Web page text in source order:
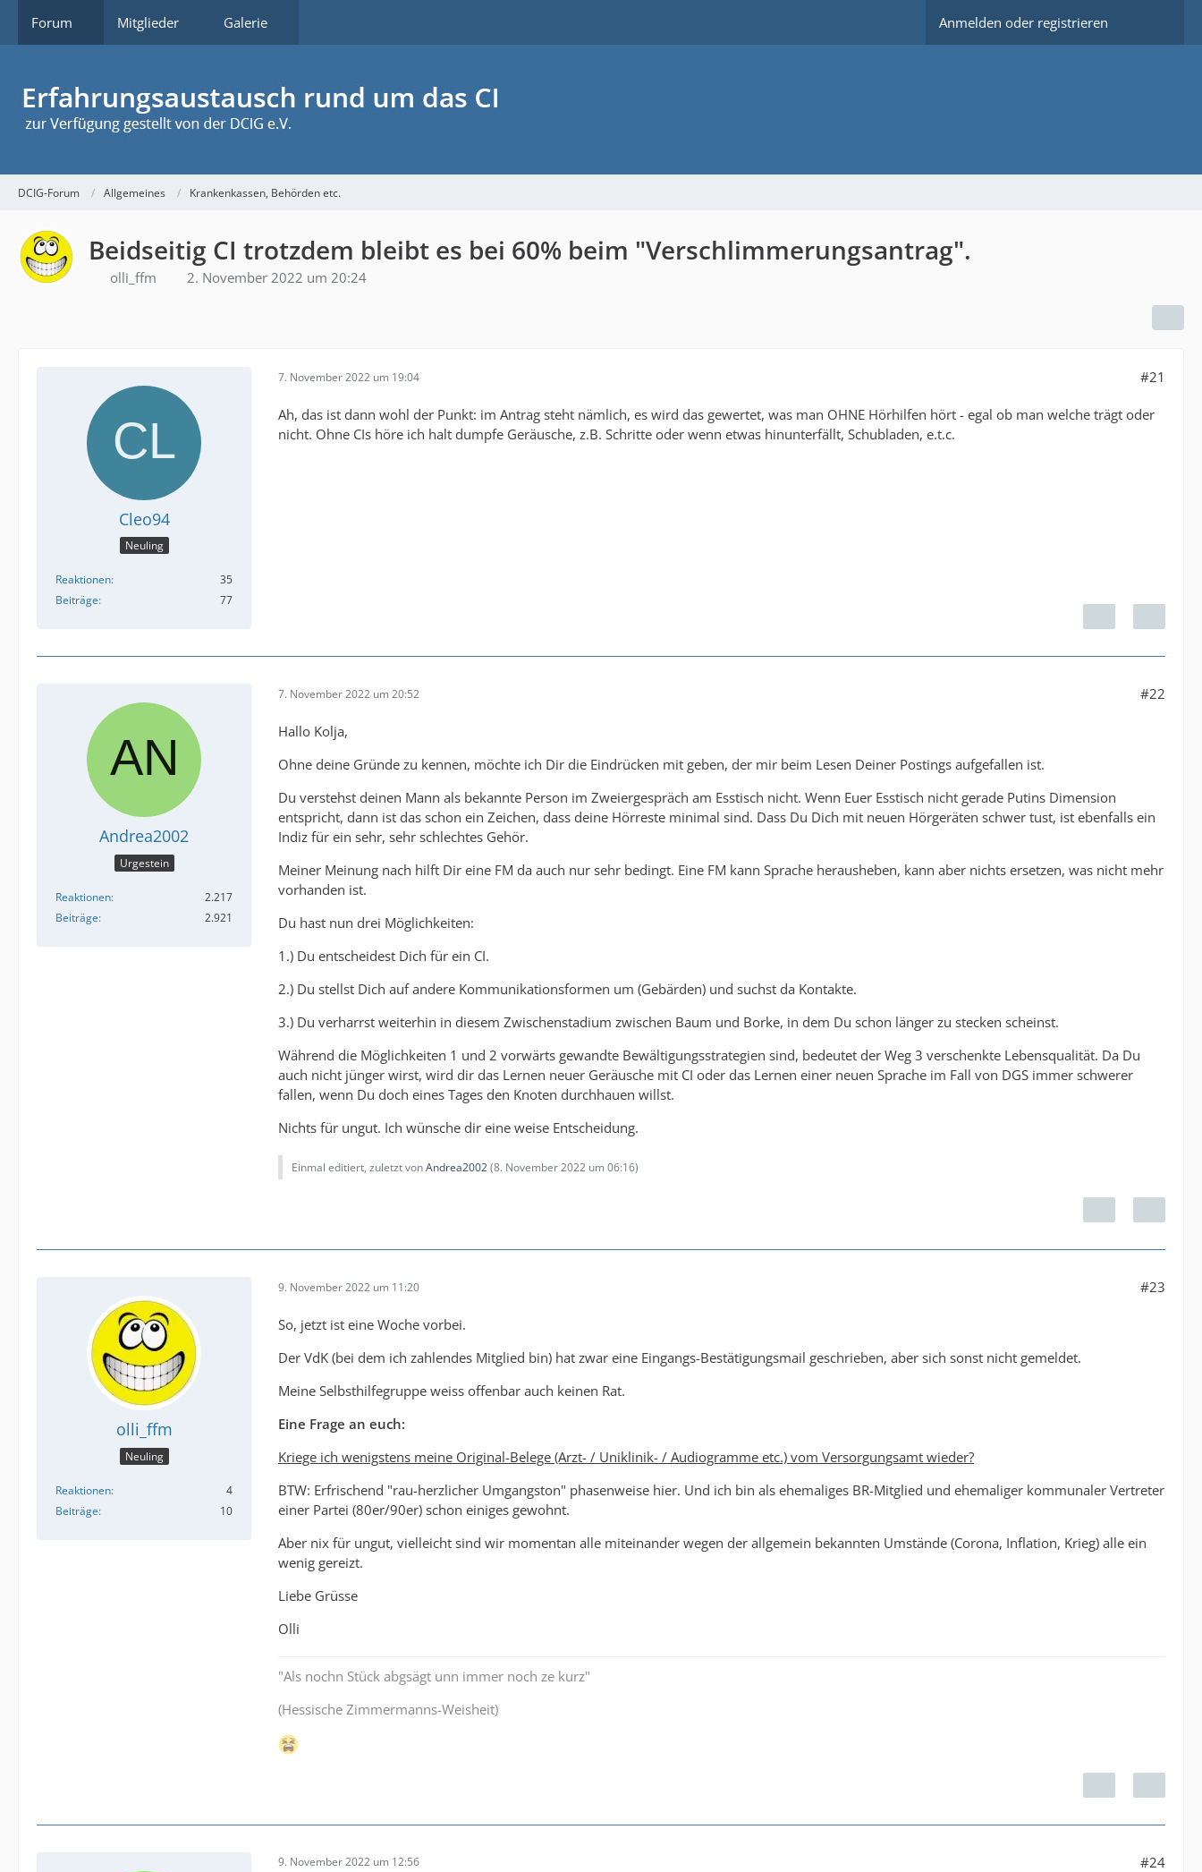
Forum Mitglieder Galerie Anmelden oder registrieren
DCIG-Forum Allgemeines Krankenkassen, Behörden etc.
Beidseitig CI trotzdem bleibt es bei 60% beim "Verschlimmerungsantrag".
olli_ffm 2. November 2022 um 20:24
Cleo94
Neuling
Reaktionen
35
Beiträge
77
7. November 2022 um 19:04 #21
Ah, das ist dann wohl der Punkt: im Antrag steht nämlich, es wird das gewertet, was man OHNE Hörhilfen hört - egal ob man welche trägt oder
nicht. Ohne CIs höre ich halt dumpfe Geräusche, z.B. Schritte oder wenn etwas hinunterfällt, Schubladen, e.t.c.
Andrea2002
Urgestein
Reaktionen
2.217
Beiträge
2.921
7. November 2022 um 20:52 #22
Hallo Kolja,
Ohne deine Gründe zu kennen, möchte ich Dir die Eindrücken mit geben, der mir beim Lesen Deiner Postings aufgefallen ist.
Du verstehst deinen Mann als bekannte Person im Zweiergespräch am Esstisch nicht. Wenn Euer Esstisch nicht gerade Putins Dimension
entspricht, dann ist das schon ein Zeichen, dass deine Hörreste minimal sind. Dass Du Dich mit neuen Hörgeräten schwer tust, ist ebenfalls ein
Indiz für ein sehr, sehr schlechtes Gehör.
Meiner Meinung nach hilft Dir eine FM da auch nur sehr bedingt. Eine FM kann Sprache herausheben, kann aber nichts ersetzen, was nicht mehr
vorhanden ist.
Du hast nun drei Möglichkeiten:
1.) Du entscheidest Dich für ein CI.
2.) Du stellst Dich auf andere Kommunikationsformen um (Gebärden) und suchst da Kontakte.
3.) Du verharrst weiterhin in diesem Zwischenstadium zwischen Baum und Borke, in dem Du schon länger zu stecken scheinst.
Während die Möglichkeiten 1 und 2 vorwärts gewandte Bewältigungsstrategien sind, bedeutet der Weg 3 verschenkte Lebensqualität. Da Du
auch nicht jünger wirst, wird dir das Lernen neuer Geräusche mit CI oder das Lernen einer neuen Sprache im Fall von DGS immer schwerer
fallen, wenn Du doch eines Tages den Knoten durchhauen willst.
Nichts für ungut. Ich wünsche dir eine weise Entscheidung.
Einmal editiert, zuletzt vonAndrea2002(8. November 2022 um 06:16)
olli_ffm
Neuling
Reaktionen
4
Beiträge
10
9. November 2022 um 11:20 #23
So, jetzt ist eine Woche vorbei.
Der VdK (bei dem ich zahlendes Mitglied bin) hat zwar eine Eingangs-Bestätigungsmail geschrieben, aber sich sonst nicht gemeldet.
Meine Selbsthilfegruppe weiss offenbar auch keinen Rat.
Eine Frage an euch:
Kriege ich wenigstens meine Original-Belege (Arzt- / Uniklinik- / Audiogramme etc.) vom Versorgungsamt wieder?
BTW: Erfrischend "rau-herzlicher Umgangston" phasenweise hier. Und ich bin als ehemaliges BR-Mitglied und ehemaliger kommunaler Vertreter
einer Partei (80er/90er) schon einiges gewohnt.
Aber nix für ungut, vielleicht sind wir momentan alle miteinander wegen der allgemein bekannten Umstände (Corona, Inflation, Krieg) alle ein
wenig gereizt.
Liebe Grüsse
Olli
"Als nochn Stück abgsägt unn immer noch ze kurz"
(Hessische Zimmermanns-Weisheit)
9. November 2022 um 12:56 #24